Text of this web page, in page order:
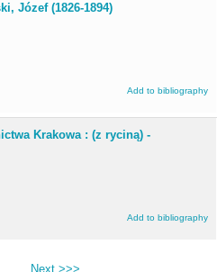
Józef (1826-1894)
Add to bibliography
Krakowa : (z ryciną) -
Add to bibliography
Next >>>